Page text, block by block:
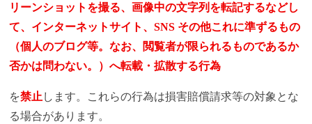
リーンショットを撮る、画像中の文字列を転記するなどし
て、インターネットサイト、SNS その他これに準ずるもの
（個人のブログ等。なお、閲覧者が限られるものであるか
否かは問わない。）へ転載・拡散する行為
を禁止 します。これらの行為は損害賠償請求等の対象とな
る場合があります。